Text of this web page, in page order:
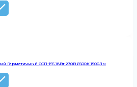
Герметичный ССП-155 18Вт 230В 6500К 1500Лм